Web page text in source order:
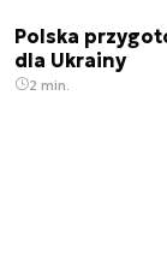
Polska
dla Ukrainy
2 min.